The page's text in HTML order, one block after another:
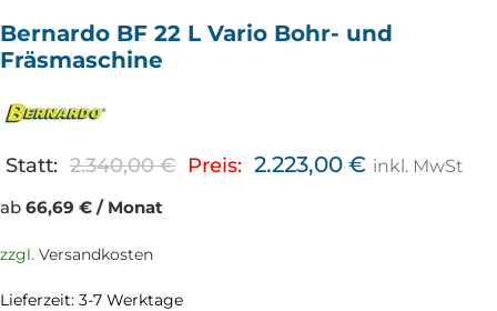
Bernardo BF 22 L Vario Bohr- und
Fräsmaschine
Statt: 2.340,00€ Preis: 2.223,00 € inkl. MwSt
ab 66,69 € / Monat
zzgl. Versandkosten
Lieferzeit: 3-7 Werktage